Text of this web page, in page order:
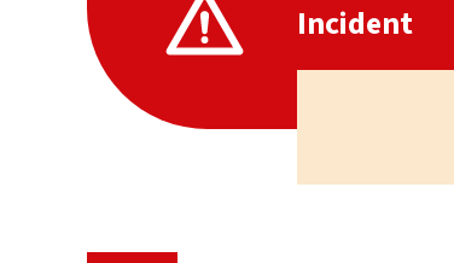
Incident